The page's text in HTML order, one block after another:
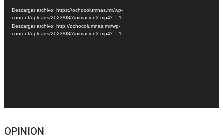
de
vídeo
Descargar archivo: https://ochocolumnas.mx/wp-
content/uploads/2023/08/Animacion3.mp4?_=1
Descargar archivo: http://ochocolumnas.mx/wp-
content/uploads/2023/08/Animacion3.mp4?_=1
OPINION